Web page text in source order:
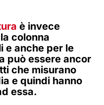
è invece
colonna
e anche per le
può essere ancor
che misurano
e quindi hanno
essa.